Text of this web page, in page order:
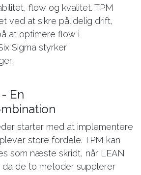
flow og kvalitet. TPM
ved at sikre pålidelig drift,
at optimere flow i
Sigma styrker
En
starter med at implementere
store fordele. TPM kan
som næste skridt, når LEAN
de to metoder supplerer